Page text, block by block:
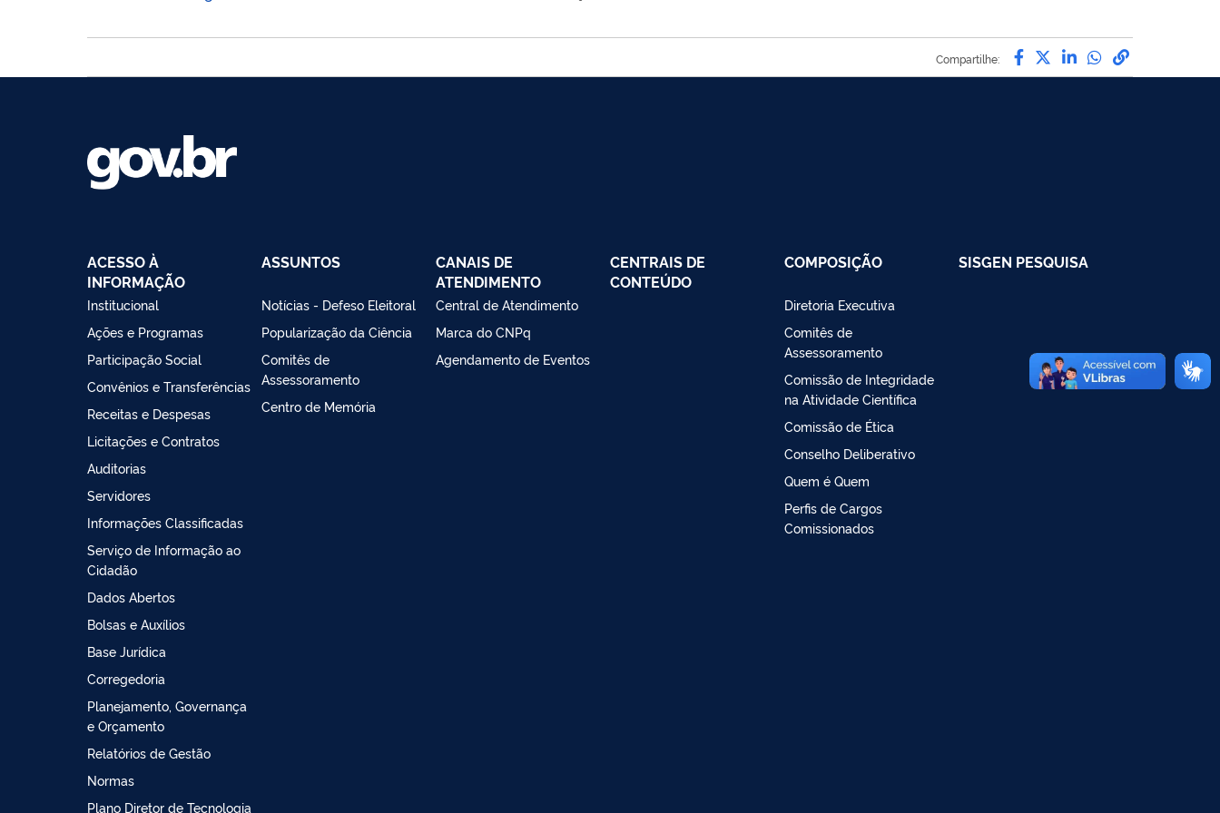
Compartilhe: Compartilhe por
Compartilhe por
Compartilhe por
Compartilhe
link para
ACESSO À
INFORMAÇÃO
Institucional
Ações e Programas
Participação Social
Convênios e Transferências
Receitas e Despesas
Licitações e Contratos
Auditorias
Servidores
Informações Classificadas
Serviço de Informação ao
Cidadão
Dados Abertos
Bolsas e Auxílios
Base Jurídica
Corregedoria
Planejamento, Governança
e Orçamento
Relatórios de Gestão
Normas
Plano Diretor de Tecnologia
ASSUNTOS
Notícias - Defeso Eleitoral
Popularização da Ciência
Comitês de
Assessoramento
Centro de Memória
CANAIS DE
ATENDIMENTO
Central de Atendimento
Marca do CNPq
Agendamento de Eventos
CENTRAIS DE
CONTEÚDO
COMPOSIÇÃO
Diretoria Executiva
Comitês de
Assessoramento
Comissão de Integridade
na Atividade Científica
Comissão de Ética
Conselho Deliberativo
Quem é Quem
Perfis de Cargos
Comissionados
SISGEN PESQUISA